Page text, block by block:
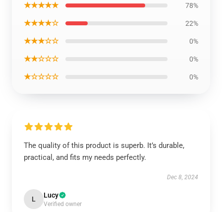
★★★★★ 78%
★★★★☆ 22%
★★★☆☆ 0%
★★☆☆☆ 0%
★☆☆☆☆ 0%
The quality of this product is superb. It’s durable,
practical, and fits my needs perfectly.
Dec 8, 2024
L Lucy
Verified owner